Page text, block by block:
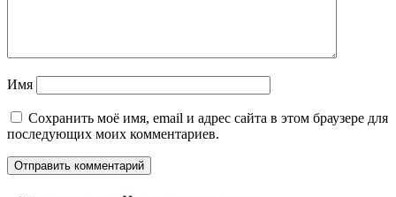
Имя
Сохранить моё имя, email и адрес сайта в этом браузере для
последующих моих комментариев.